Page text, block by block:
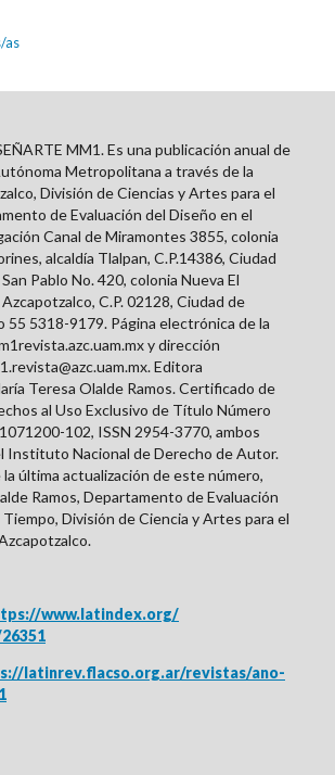
as
MM1. Es una publicación anual de
Metropolitana a través de la
División de Ciencias y Artes para el
de Evaluación del Diseño en el
Canal de Miramontes 3855, colonia
alcaldía Tlalpan, C.P.14386, Ciudad
San Pablo No. 420, colonia Nueva El
C.P. 02128, Ciudad de
55 5318-9179. Página electrónica de la
y dirección
Editora
Teresa Olalde Ramos. Certificado de
al Uso Exclusivo de Título Número
102, ISSN 2954-3770, ambos
Instituto Nacional de Derecho de Autor.
última actualización de este número,
Ramos, Departamento de Evaluación
División de Ciencia y Artes para el
www.latindex.org/
latinrev.flacso.org.ar/revistas/ano-